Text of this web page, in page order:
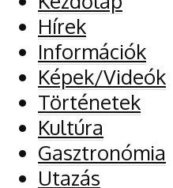
Hírek
Információk
Képek/Videók
Történetek
Kultúra
Gasztronómia
Utazás